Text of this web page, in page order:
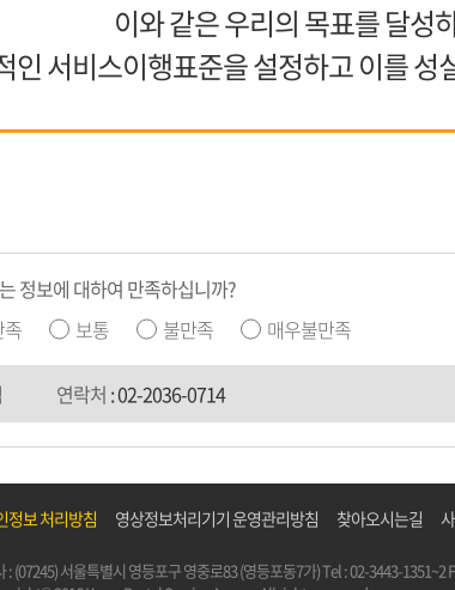
이와 같은 우리의 목표를 달성
인 서비스이행표준을 설정하고 이를 성
정보에 대하여 만족하십니까?
족 보통 불만족 매우불만족
연락처 :02-2036-0714
정보 처리방침 영상정보처리기기 운영관리방침 찾아오시는길
: (07245) 서울특별시 영등포구 영중로83 (영등포동7가)Tel :02-3443-1351~2